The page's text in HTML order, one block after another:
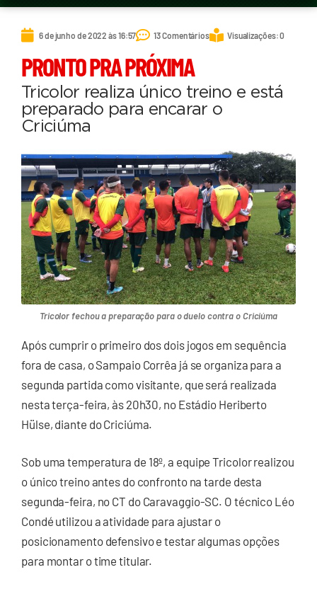
6 de junho de 2022 às 16:57 13 Comentários Visualizações: 0
PRONTO PRA PRÓXIMA
Tricolor realiza único treino e está
preparado para encarar o
Criciúma
Tricolor fechou a preparação para o duelo contra o Criciúma
Após cumprir o primeiro dos dois jogos em sequência
fora de casa, o Sampaio Corrêa já se organiza para a
segunda partida como visitante, que será realizada
nesta terça-feira, às 20h30, no Estádio Heriberto
Hülse, diante do Criciúma.
Sob uma temperatura de 18º, a equipe Tricolor realizou
o único treino antes do confronto na tarde desta
segunda-feira, no CT do Caravaggio-SC. O técnico Léo
Condé utilizou a atividade para ajustar o
posicionamento defensivo e testar algumas opções
para montar o time titular.